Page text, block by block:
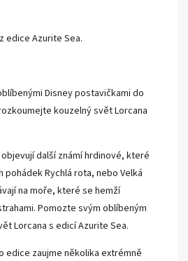
edice Azurite Sea.
Disney postavičkami do
kouzelný svět Lorcana
objevují další známí hrdinové, které
Rychlá rota, nebo Velká
na moře, které se hemží
Pomozte svým oblíbeným
Lorcana s edicí Azurite Sea.
edice zaujme několika extrémně